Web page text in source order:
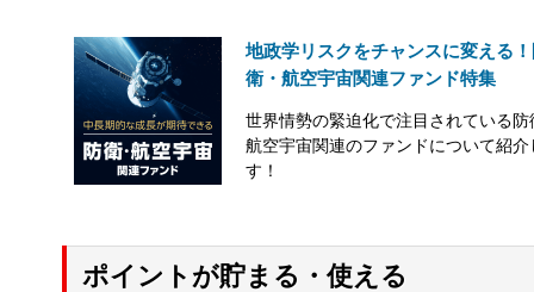
地政学リスクをチャンスに変える
衛・航空宇宙関連ファンド特集
世界情勢の緊迫化で注目されている防
航空宇宙関連のファンドについて紹介
す！
ポイントが貯まる・使える